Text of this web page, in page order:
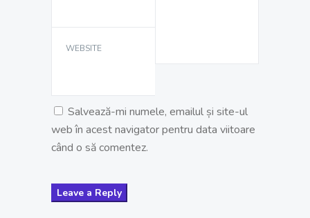
WEBSITE
Salvează-mi numele, emailul și site-ul
web în acest navigator pentru data viitoare
când o să comentez.